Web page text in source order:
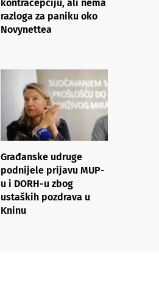
kontracepciju, ali nema
razloga za paniku oko
Novynettea
Građanske udruge
podnijele prijavu MUP-
u i DORH-u zbog
ustaških pozdrava u
Kninu